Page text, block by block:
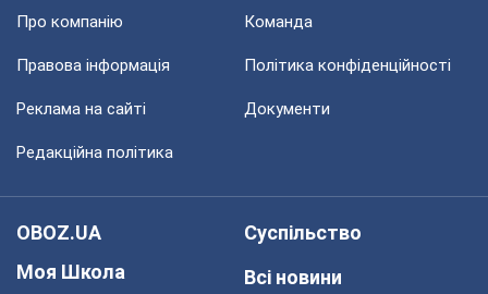
Про компанію Команда
Правова інформація Політика конфіденційності
Реклама на сайті Документи
Редакційна політика
OBOZ.UA
Моя Школа
Суспільство
Всі новини